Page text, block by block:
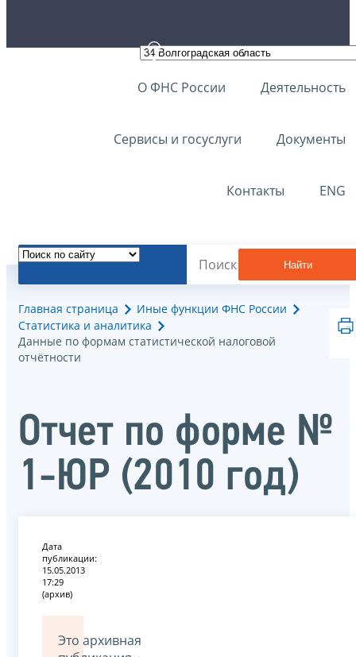
О ФНС России Деятельность
Сервисы и госуслуги Документы
Контакты ENG
Найти
Главная страница
Иные функции ФНС России
Статистика и аналитика
Данные по формам статистической налоговой
отчётности
Отчет по форме №
1-ЮР (2010 год)
Дата
публикации:
15.05.2013
17:29
(архив)
Это архивная